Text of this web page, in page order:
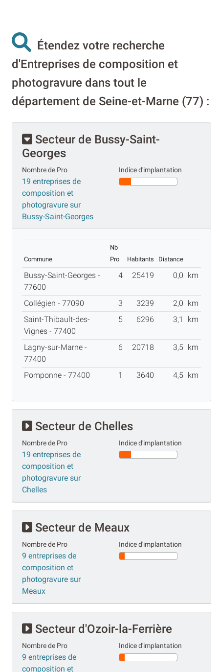
Étendez votre recherche
d'Entreprises de composition et
photogravure dans tout le
département de Seine-et-Marne (77) :
Secteur de Bussy-Saint-
Georges
Nombre de Pro
19 entreprises de
composition et
photogravure sur
Bussy-Saint-Georges
Indice d'implantation
Commune
Nb
Pro
Habitants Distance
Bussy-Saint-Georges -
77600
4 25419 0,0 km
Collégien - 77090 3 3239 2,0 km
Saint-Thibault-des-
Vignes - 77400
5 6296 3,1 km
Lagny-sur-Marne -
77400
6 20718 3,5 km
Pomponne - 77400 1 3640 4,5 km
Secteur de Chelles
Nombre de Pro
19 entreprises de
composition et
photogravure sur
Chelles
Indice d'implantation
Secteur de Meaux
Nombre de Pro
9 entreprises de
composition et
photogravure sur
Meaux
Indice d'implantation
Secteur d'Ozoir-la-Ferrière
Nombre de Pro
9 entreprises de
composition et
Indice d'implantation